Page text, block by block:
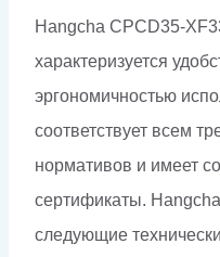
Hangcha CPCD35-
характеризуется
эргономичностью
соответствует всем
нормативов и имеет
сертификаты.
следующие